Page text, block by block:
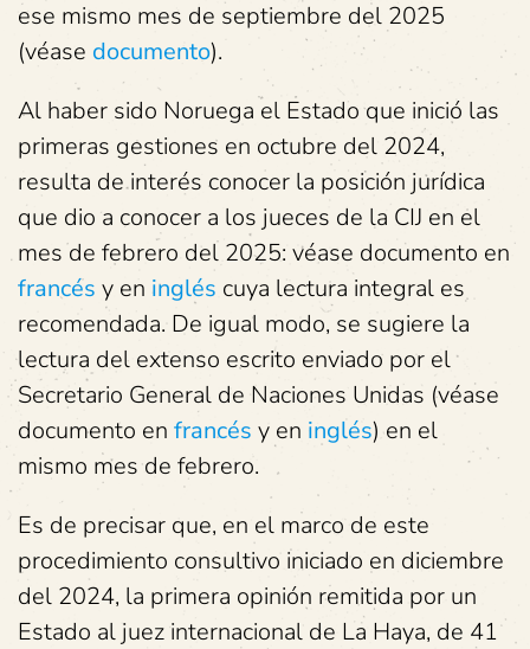
ese mismo mes de septiembre del 2025
(véase documento).
Al haber sido Noruega el Estado que inició las
primeras gestiones en octubre del 2024,
resulta de interés conocer la posición jurídica
que dio a conocer a los jueces de la CIJ en el
mes de febrero del 2025: véase documento en
francés y en inglés cuya lectura integral es
recomendada. De igual modo, se sugiere la
lectura del extenso escrito enviado por el
Secretario General de Naciones Unidas (véase
documento en francés y en inglés) en el
mismo mes de febrero.
Es de precisar que, en el marco de este
procedimiento consultivo iniciado en diciembre
del 2024, la primera opinión remitida por un
Estado al juez internacional de La Haya, de 41